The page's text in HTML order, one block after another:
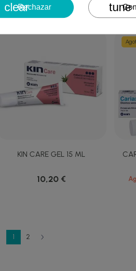
KIN CARE GEL 15 ML
10,20 €
1 2
Cancelar Crear lista de
Cancelar Iniciar
clearRechazar tune